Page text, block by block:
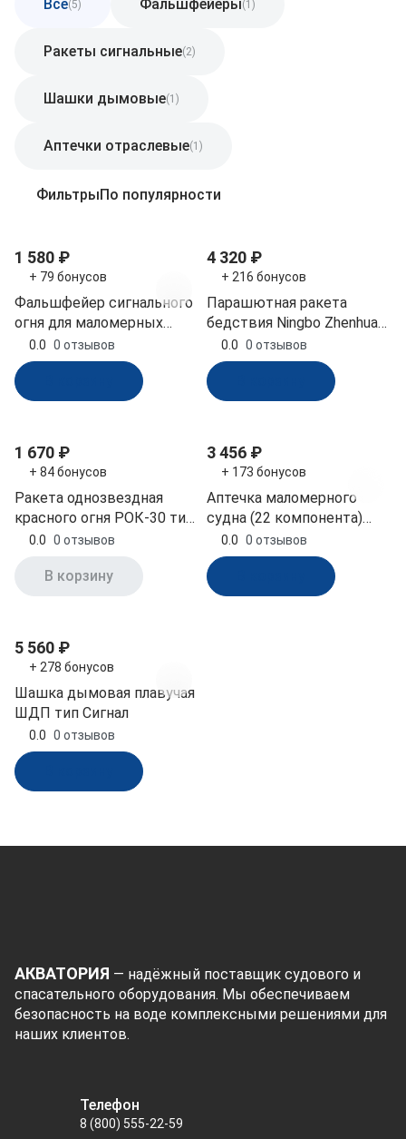
Все(5) Фальшфейеры(1)
Ракеты сигнальные(2)
Шашки дымовые(1)
Аптечки отраслевые(1)
ФильтрыПо популярности
1 580 ₽
+ 79 бонусов
Фальшфейер сигнального
огня для маломерных
судов ФМС (ГИМС)
0.0 0 отзывов
4 320 ₽
+ 216 бонусов
Парашютная ракета
бедствия Ningbo Zhenhua
HGS40-30000 (РМРС)
0.0 0 отзывов
1 670 ₽
+ 84 бонусов
Ракета однозвездная
красного огня РОК-30 тип
Сигнал
0.0 0 отзывов
В корзину
3 456 ₽
+ 173 бонусов
Аптечка маломерного
судна (22 компонента)
сертификат АППОМЕД
(20511)
0.0 0 отзывов
5 560 ₽
+ 278 бонусов
Шашка дымовая плавучая
ШДП тип Сигнал
0.0 0 отзывов
АКВАТОРИЯ — надёжный поставщик судового и
спасательного оборудования. Мы обеспечиваем
безопасность на воде комплексными решениями для
наших клиентов.
Телефон
8 (800) 555-22-59